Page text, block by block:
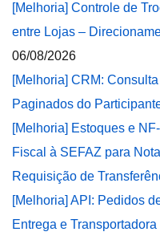
[Melhoria] Controle de
entre Lojas –
06/08/2026
[Melhoria] CRM:
Paginados do
[Melhoria] Estoques e
Fiscal à SEFAZ para
Requisição de
[Melhoria] API: Pedidos
Entrega e Transportadora